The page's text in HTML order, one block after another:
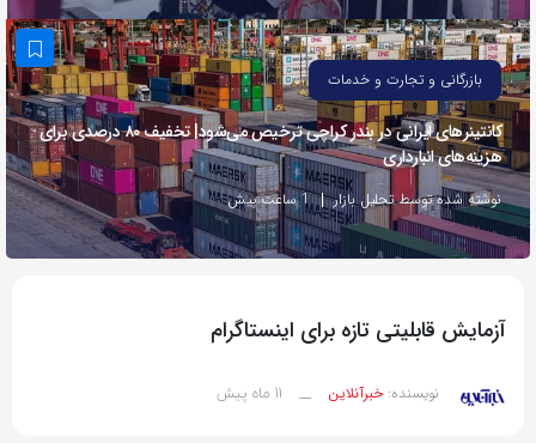
اشتراک
بگذارید.
کپی
لینک
بازرگانی و تجارت و خدمات
کانتینرهای ایرانی در بندر کراچی ترخیص می‌شود| تخفیف ۸۰ درصدی برای
هزینه‌های انبارداری
نوشته شده توسط تحلیل بازار 1 ساعت پیش
آزمایش قابلیتی تازه برای اینستاگرام
نویسنده:خبرآنلاین __ 11 ماه پیش